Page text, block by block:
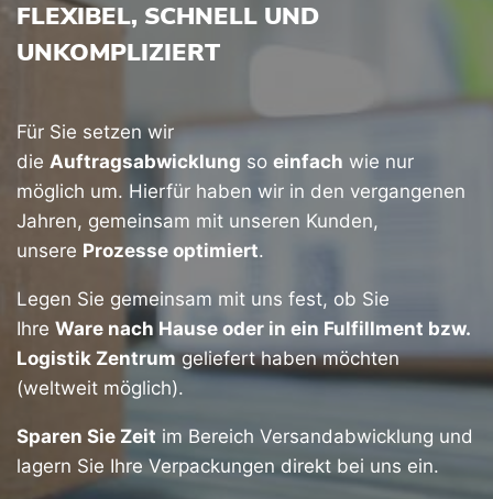
FLEXIBEL, SCHNELL UND
UNKOMPLIZIERT
Für Sie setzen wir
die Auftragsabwicklung so einfach wie nur
möglich um. Hierfür haben wir in den vergangenen
Jahren, gemeinsam mit unseren Kunden,
unsere Prozesse optimiert.
Legen Sie gemeinsam mit uns fest, ob Sie
Ihre Ware nach Hause oder in ein Fulfillment bzw.
Logistik Zentrum geliefert haben möchten
(weltweit möglich).
Sparen Sie Zeit im Bereich Versandabwicklung und
lagern Sie Ihre Verpackungen direkt bei uns ein.